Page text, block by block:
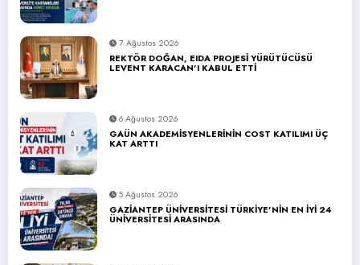
7 Ağustos 2026
REKTÖR DOĞAN, EIDA PROJESİ YÜRÜTÜCÜSÜ
LEVENT KARACAN’I KABUL ETTİ
6 Ağustos 2026
GAÜN AKADEMİSYENLERİNİN COST KATILIMI ÜÇ
KAT ARTTI
5 Ağustos 2026
GAZİANTEP ÜNİVERSİTESİ TÜRKİYE’NİN EN İYİ 24
ÜNİVERSİTESİ ARASINDA